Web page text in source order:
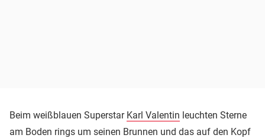
Beim weißblauen Superstar Karl Valentin leuchten Sterne
am Boden rings um seinen Brunnen und das auf den Kopf